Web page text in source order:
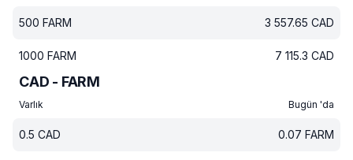
500 FARM 3 557.65 CAD
1000 FARM 7 115.3 CAD
CAD - FARM
Varlık Bugün 'da
0.5 CAD 0.07 FARM